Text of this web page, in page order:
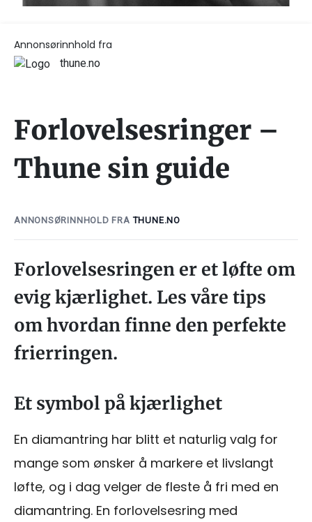
Annonsørinnhold fra
thune.no
Forlovelsesringer –
Thune sin guide
ANNONSØRINNHOLD FRATHUNE.NO
Forlovelsesringen er et løfte om
evig kjærlighet. Les våre tips
om hvordan finne den perfekte
frierringen.
Et symbol på kjærlighet
En diamantring har blitt et naturlig valg for
mange som ønsker å markere et livslangt
løfte, og i dag velger de fleste å fri med en
diamantring. En forlovelsesring med